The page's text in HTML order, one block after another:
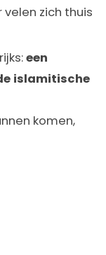
zich thuis
een
islamitische
komen,